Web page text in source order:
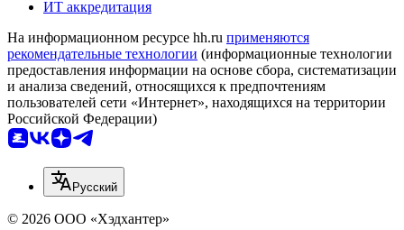
ИТ аккредитация
На информационном ресурсе hh.ru применяются
рекомендательные технологии (информационные технологии
предоставления информации на основе сбора, систематизации
и анализа сведений, относящихся к предпочтениям
пользователей сети «Интернет», находящихся на территории
Российской Федерации)
Русский
© 2026 ООО «Хэдхантер»